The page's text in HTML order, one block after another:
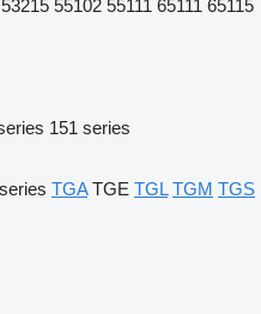
53215 55102 55111 65111 65115
151 series
TGA TGE TGL TGM TGS